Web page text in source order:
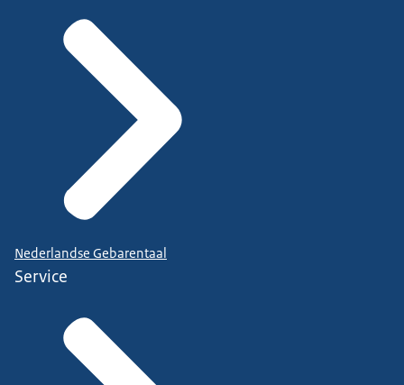
Nederlandse Gebarentaal
Service